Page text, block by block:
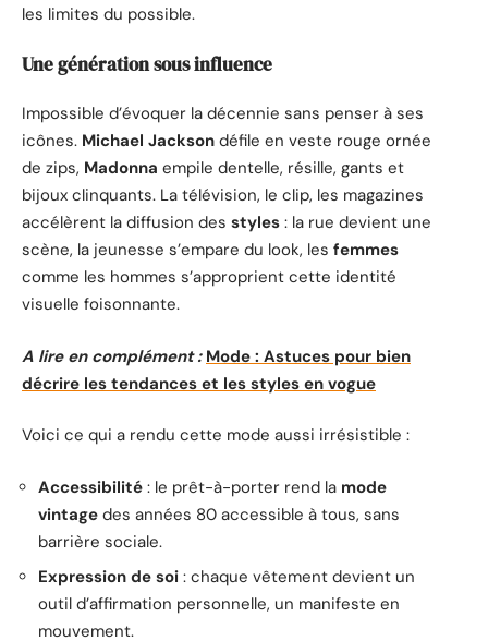
les limites du possible.
Une génération sous influence
Impossible d’évoquer la décennie sans penser à ses
icônes. Michael Jackson défile en veste rouge ornée
de zips, Madonna empile dentelle, résille, gants et
bijoux clinquants. La télévision, le clip, les magazines
accélèrent la diffusion des styles : la rue devient une
scène, la jeunesse s’empare du look, les femmes
comme les hommes s’approprient cette identité
visuelle foisonnante.
A lire en complément : Mode : Astuces pour bien
décrire les tendances et les styles en vogue
Voici ce qui a rendu cette mode aussi irrésistible :
Accessibilité : le prêt-à-porter rend la mode
vintage des années 80 accessible à tous, sans
barrière sociale.
Expression de soi : chaque vêtement devient un
outil d’affirmation personnelle, un manifeste en
mouvement.